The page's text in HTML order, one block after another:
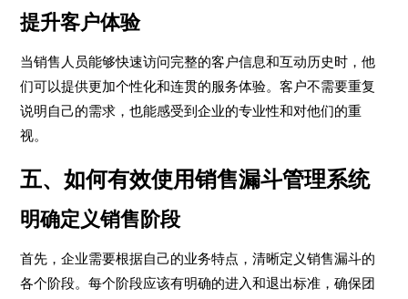
提升客户体验
当销售人员能够快速访问完整的客户信息和互动历史时，他
们可以提供更加个性化和连贯的服务体验。客户不需要重复
说明自己的需求，也能感受到企业的专业性和对他们的重
视。
五、如何有效使用销售漏斗管理系统
明确定义销售阶段
首先，企业需要根据自己的业务特点，清晰定义销售漏斗的
各个阶段。每个阶段应该有明确的进入和退出标准，确保团